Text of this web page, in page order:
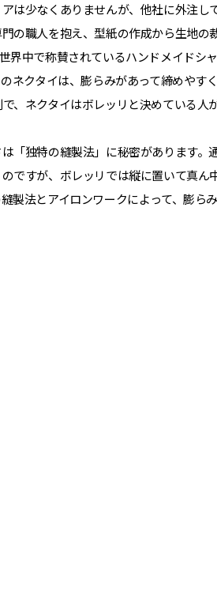
は少なくありませんが、他社に外注し
の職人を抱え、型紙の作成から生地の
界中で称賛されているハンドメイドシ
ネクタイは、膨らみがあって締めやす
、ネクタイはボレッリと決めている人
「独特の縫製法」に秘密があります。
ですが、ボレッリでは縦に置いて真ん
製法とアイロンワークによって、膨ら